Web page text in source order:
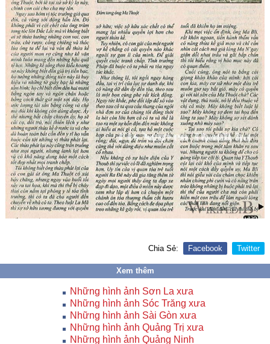
Chia Sẻ: Facebook Twitter
Xem thêm
Những hình ảnh Sơn La xưa
Những hình ảnh Sóc Trăng xưa
Những hình ảnh Sài Gòn xưa
Những hình ảnh Quảng Trị xưa
Những hình ảnh Quảng Ninh